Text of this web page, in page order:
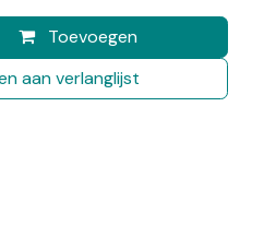
Toevoegen
aan verlanglijst